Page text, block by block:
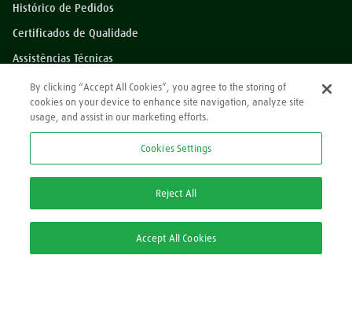
Histórico de Pedidos
Certificados de Qualidade
Assistências Técnicas
Dúvidas?
Perguntas Frequentes
*Preços exibidos sem impostos
2ª via Nota Fiscal/Boleto:
By clicking “Accept All Cookies”, you agree to the storing of
cookies on your device to enhance site navigation, analyze site
usage, and assist in our marketing efforts.
Cookies Settings
Reject All
Accept All Cookies